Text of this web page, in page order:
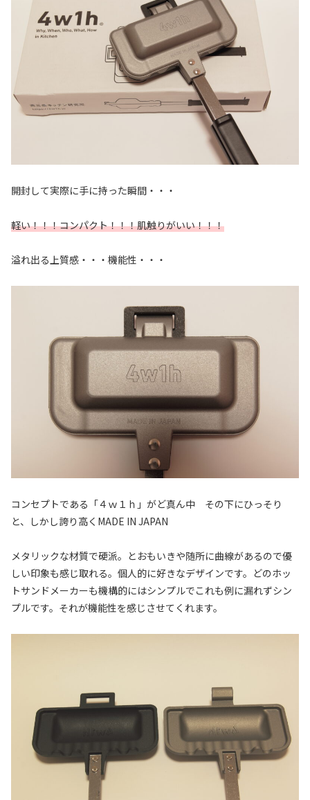
開封して実際に手に持った瞬間・・・
軽い！！！コンパクト！！！肌触りがいい！！！
溢れ出る上質感・・・機能性・・・
コンセプトである「４ｗ１ｈ」がど真ん中 その下にひっそり
と、しかし誇り高くMADE IN JAPAN
メタリックな材質で硬派。とおもいきや随所に曲線があるので優
しい印象も感じ取れる。個人的に好きなデザインです。どのホッ
トサンドメーカーも機構的にはシンプルでこれも例に漏れずシン
プルです。それが機能性を感じさせてくれます。